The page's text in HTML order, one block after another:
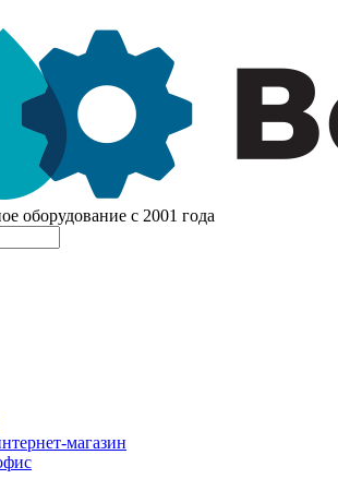
оборудование с 2001 года
магазин